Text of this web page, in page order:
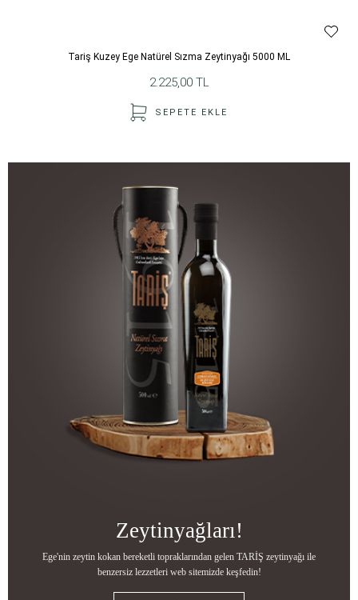
Tariş Kuzey Ege Natürel Sızma Zeytinyağı 5000 ML
2.225,00 TL
SEPETE EKLE
Zeytinyağları!
Ege'nin zeytin kokan bereketli topraklarından gelen TARİŞ zeytinyağı ile
benzersiz lezzetleri web sitemizde keşfedin!